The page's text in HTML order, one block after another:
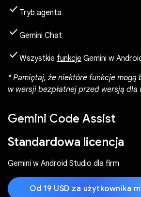
check Tryb agenta
check Gemini Chat
check Wszystkie funkcje Gemini w
* Pamiętaj, że niektóre funkcje mogą
w wersji bezpłatnej przed wersją dla
Gemini Code Assist
Standardowa licencja
Gemini w Android Studio dla firm
Od 19 USD za użytkownika